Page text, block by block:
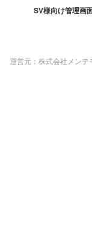
SV様向け管理画
運営元：株式会社メンテ